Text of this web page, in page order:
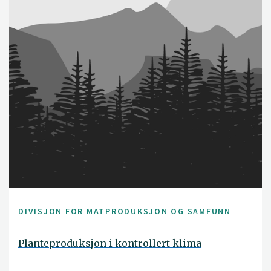
DIVISJON FOR MATPRODUKSJON OG SAMFUNN
Planteproduksjon i kontrollert klima